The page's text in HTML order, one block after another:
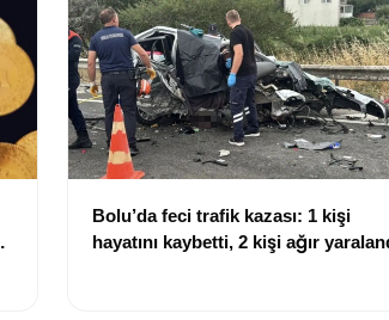
Bolu’da feci trafik kazası: 1 kişi
hayatını kaybetti, 2 kişi ağır